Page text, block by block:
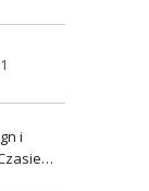
i